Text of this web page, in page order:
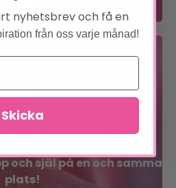
medlem
boknyheter
erbjudanden
och själ på en och samma
plats!
nyhetsbrev och få en
från oss varje månad!
Skicka